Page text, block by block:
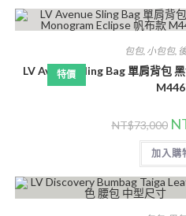
特價
包包, 小包包,
LV Avenue Sling Bag 單肩背包
NT$73,000
加入購